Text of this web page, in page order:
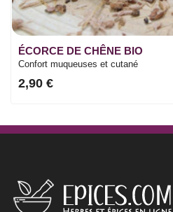
ÉCORCE DE CHÊNE BIO
Confort muqueuses et cutané
2,90 €